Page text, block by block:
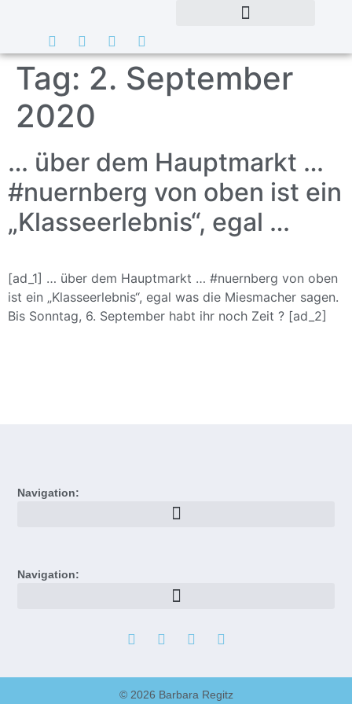
Tag: 2. September
2020
… über dem Hauptmarkt …
#nuernberg von oben ist ein
„Klasseerlebnis“, egal …
[ad_1] … über dem Hauptmarkt … #nuernberg von oben
ist ein „Klasseerlebnis“, egal was die Miesmacher sagen.
Bis Sonntag, 6. September habt ihr noch Zeit ? [ad_2]
Navigation:
Navigation:
© 2026 Barbara Regitz